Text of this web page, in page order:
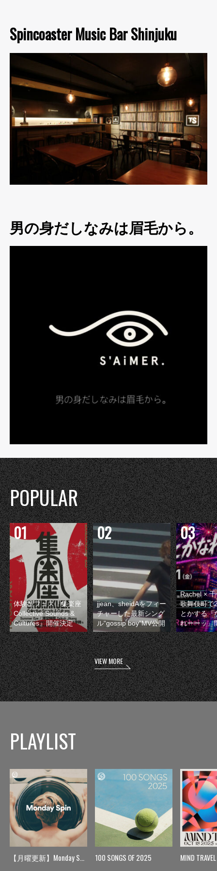
Spincoaster Music Bar Shinjuku
男の身だしなみは眉毛から。
POPULAR
体験型フェス『集楽座
Collective Sounds &
Cultures』開催決定
jjean、sheidAをフィー
チャーした最新シング
ル“gossip boy”MV公開
Rachel ×
歌舞伎町で
とかする『
れーーッ』
VIEW MORE
PLAYLIST
【月曜更新】Monday Spin 100 SONGS OF 2025 MIND TRAVEL